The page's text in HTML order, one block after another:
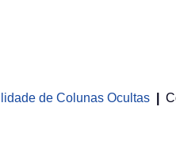
de Colunas Ocultas